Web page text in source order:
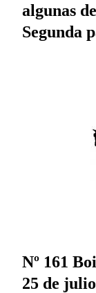
algunas
Segunda
Nº 161
25 de